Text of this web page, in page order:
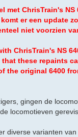
met ChrisTrain's
er een update
niet voorzien
ChrisTrain's NS
these repaints
the original 6400
gingen de
locomotieven
diverse varianten